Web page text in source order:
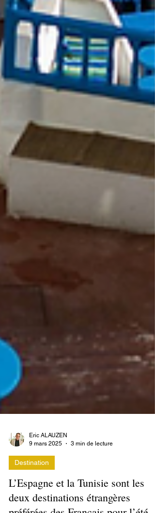
Eric ALAUZEN
9 mars 2025
Destination
L’Espagne et la Tunisie sont les